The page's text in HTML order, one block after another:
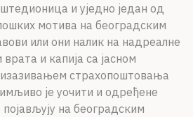
и уједно један од
мотива на београдским
или они налик на надреалне
и капија са јасном
страхопоштовања
је уочити и одређене
на београдским